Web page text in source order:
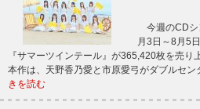
今週のCDシ
月3日～8月5
『サマーツインテール』が365,420枚を売
本作は、天野香乃愛と市原愛弓がダブルセ
きを読む